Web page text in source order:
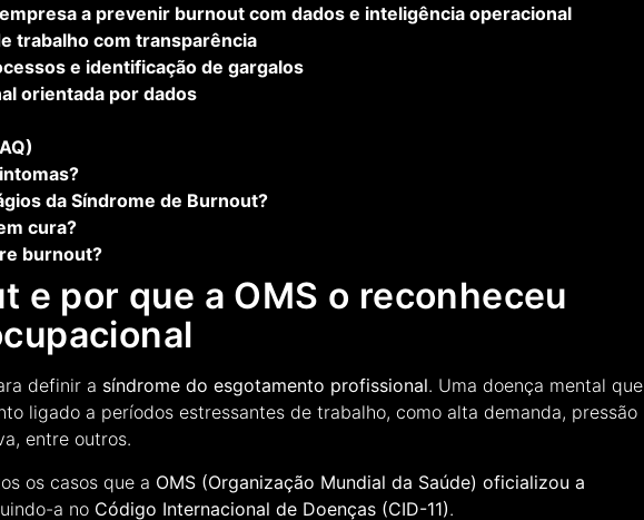
a prevenir burnout com dados e inteligência operacional
trabalho com transparência
e identificação de gargalos
orientada por dados
da Síndrome de Burnout?
cura?
burnout?
e por que a OMS o reconheceu
definir a síndrome do esgotamento profissional. Uma doença mental que
ligado a períodos estressantes de trabalho, como alta demanda, pressão
entre outros.
os casos que a OMS (Organização Mundial da Saúde) oficializou a
a no Código Internacional de Doenças (CID-11).